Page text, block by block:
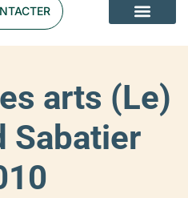
arts (Le)
Sabatier